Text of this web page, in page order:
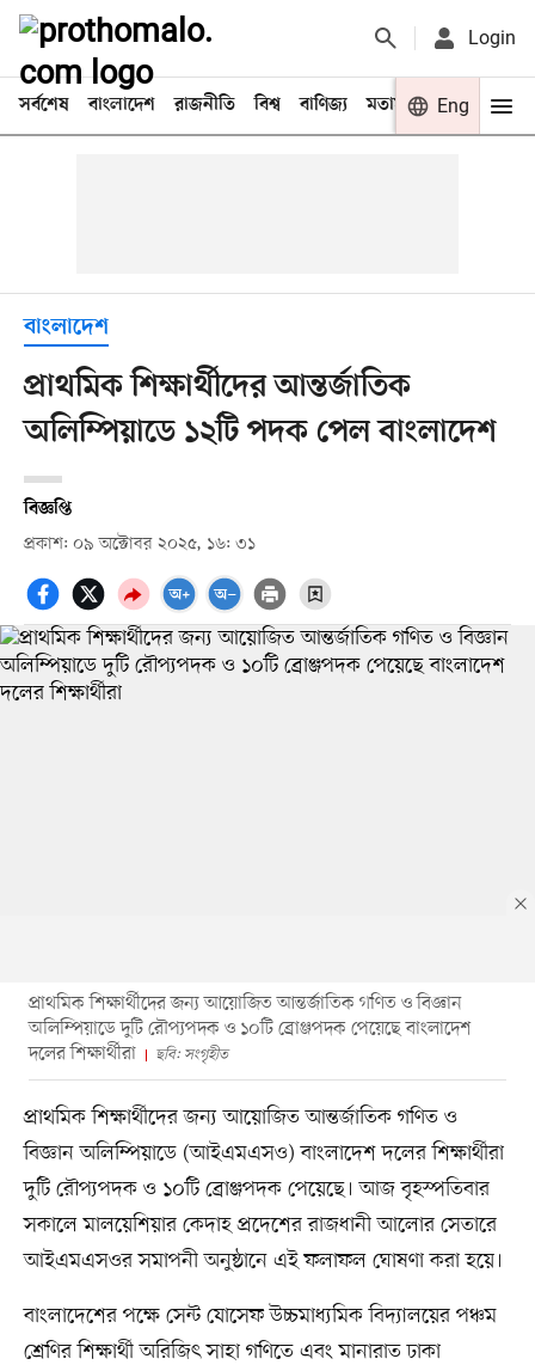
Login
সর্বশেষ বাংলাদেশ রাজনীতি বিশ্ব বাণিজ্য মতামত খেলা
Eng
বাংলাদেশ
প্রাথমিক শিক্ষার্থীদের আন্তর্জাতিক
অলিম্পিয়াডে ১২টি পদক পেল বাংলাদেশ
বিজ্ঞপ্তি
প্রকাশ: ০৯ অক্টোবর ২০২৫, ১৬: ৩১
প্রাথমিক শিক্ষার্থীদের জন্য আয়োজিত আন্তর্জাতিক গণিত ও বিজ্ঞান
অলিম্পিয়াডে দুটি রৌপ্যপদক ও ১০টি ব্রোঞ্জপদক পেয়েছে বাংলাদেশ
দলের শিক্ষার্থীরা
ছবি: সংগৃহীত
প্রাথমিক শিক্ষার্থীদের জন্য আয়োজিত আন্তর্জাতিক গণিত ও
বিজ্ঞান অলিম্পিয়াডে (আইএমএসও) বাংলাদেশ দলের শিক্ষার্থীরা
দুটি রৌপ্যপদক ও ১০টি ব্রোঞ্জপদক পেয়েছে। আজ বৃহস্পতিবার
সকালে মালয়েশিয়ার কেদাহ প্রদেশের রাজধানী আলোর সেতারে
আইএমএসওর সমাপনী অনুষ্ঠানে এই ফলাফল ঘোষণা করা হয়ে।
বাংলাদেশের পক্ষে সেন্ট যোসেফ উচ্চমাধ্যমিক বিদ্যালয়ের পঞ্চম
শ্রেণির শিক্ষার্থী অরিজিৎ সাহা গণিতে এবং মানারাত ঢাকা